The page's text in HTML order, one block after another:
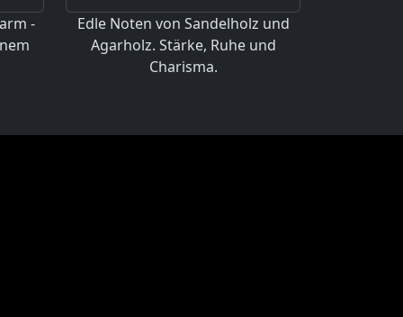
-
Edle Noten von Sandelholz und
Agarholz. Stärke, Ruhe und
Charisma.